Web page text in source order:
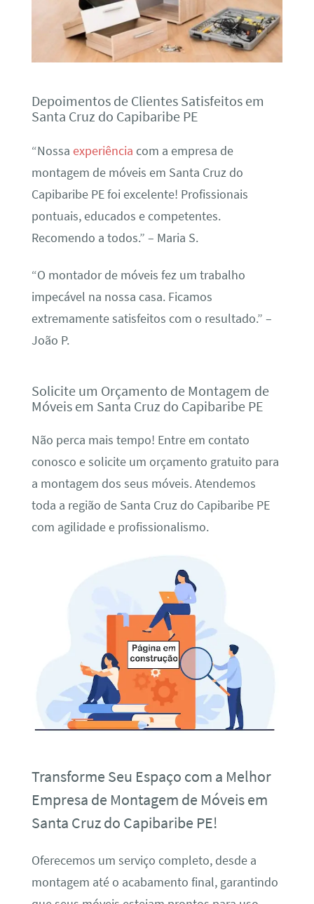
Depoimentos de Clientes Satisfeitos em
Santa Cruz do Capibaribe PE
“Nossa experiência com a empresa de
montagem de móveis em Santa Cruz do
Capibaribe PE foi excelente! Profissionais
pontuais, educados e competentes.
Recomendo a todos.” – Maria S.
“O montador de móveis fez um trabalho
impecável na nossa casa. Ficamos
extremamente satisfeitos com o resultado.” –
João P.
Solicite um Orçamento de Montagem de
Móveis em Santa Cruz do Capibaribe PE
Não perca mais tempo! Entre em contato
conosco e solicite um orçamento gratuito para
a montagem dos seus móveis. Atendemos
toda a região de Santa Cruz do Capibaribe PE
com agilidade e profissionalismo.
Transforme Seu Espaço com a Melhor
Empresa de Montagem de Móveis em
Santa Cruz do Capibaribe PE!
Oferecemos um serviço completo, desde a
montagem até o acabamento final, garantindo